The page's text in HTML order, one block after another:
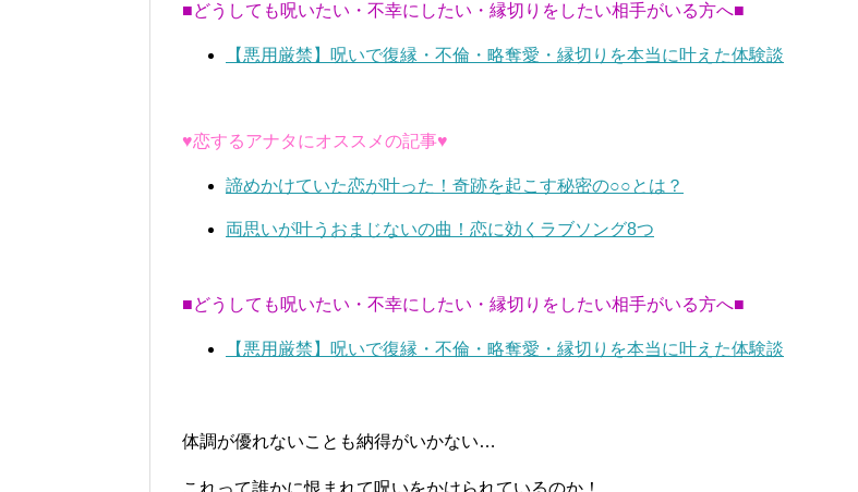
■どうしても呪いたい・不幸にしたい・縁切りをしたい相手がいる方へ■
【悪用厳禁】呪いで復縁・不倫・略奪愛・縁切りを本当に叶えた体験談
♥恋するアナタにオススメの記事♥
諦めかけていた恋が叶った！奇跡を起こす秘密の○○とは？
両思いが叶うおまじないの曲！恋に効くラブソング8つ
■どうしても呪いたい・不幸にしたい・縁切りをしたい相手がいる方へ■
【悪用厳禁】呪いで復縁・不倫・略奪愛・縁切りを本当に叶えた体験談
体調が優れないことも納得がいかない…